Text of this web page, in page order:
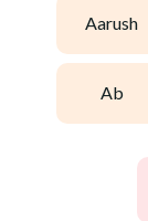
aarush
ab